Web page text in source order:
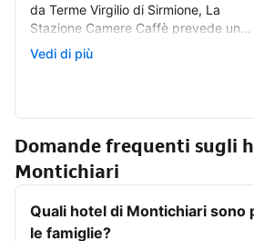
da Terme Virgilio di Sirmione, La
Stazione Camere Caffè prevede un
bar e il WiFi gratuito, oltre a un
parcheggio privato...
Recensione
Cura del cliente, attenzione,
Vedi di più
Domande frequenti sugli
Montichiari
Quali hotel di Montichiari sono
le famiglie?